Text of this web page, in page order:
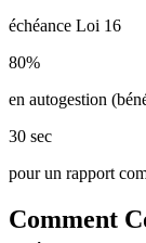
échéance Loi 16
80%
en autogestion
30 sec
pour un rapport
Comment